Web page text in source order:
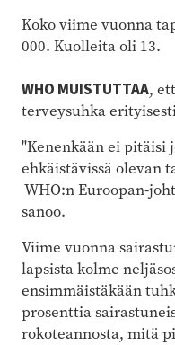
Koko viime vuonna
000. Kuolleita oli 13.
WHO MUISTUTTAA,
terveysuhka
"Kenenkään ei pitäisi
ehkäistävissä olevan
WHO:n Euroopan-
sanoo.
Viime vuonna
lapsista kolme
ensimmäistäkään
prosenttia
rokoteannosta, mitä